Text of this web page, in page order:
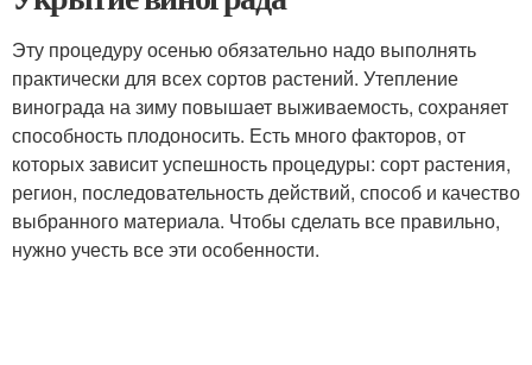
Эту процедуру осенью обязательно надо выполнять
практически для всех сортов растений. Утепление
винограда на зиму повышает выживаемость, сохраняет
способность плодоносить. Есть много факторов, от
которых зависит успешность процедуры: сорт растения,
регион, последовательность действий, способ и качество
выбранного материала. Чтобы сделать все правильно,
нужно учесть все эти особенности.